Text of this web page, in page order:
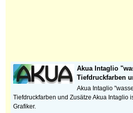
Akua Intaglio
Tiefdruckfarben
Akua Intaglio
Tiefdruckfarben und Zusätze Akua Intaglio
Grafiker.